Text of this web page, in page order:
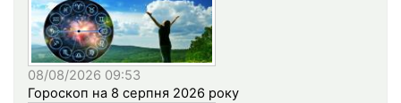
08/08/2026 09:53
Гороскоп на 8 серпня 2026 року